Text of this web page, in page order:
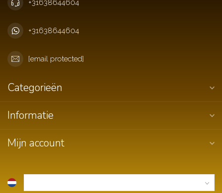
+31638644604
+31638644604
[email protected]
Categorieën
Informatie
Mijn account